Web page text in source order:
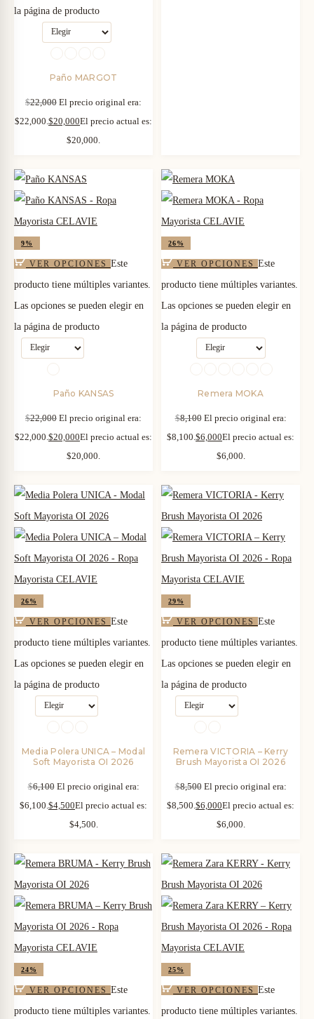
la página de producto
Paño MARGOT
$22,000 El precio original era:
$22,000. $20,000El precio actual es:
$20,000.
9%
VER OPCIONES Este
producto tiene múltiples variantes.
Las opciones se pueden elegir en
la página de producto
Paño KANSAS
$22,000 El precio original era:
$22,000. $20,000El precio actual es:
$20,000.
26%
VER OPCIONES Este
producto tiene múltiples variantes.
Las opciones se pueden elegir en
la página de producto
Remera MOKA
$8,100 El precio original era:
$8,100. $6,000El precio actual es:
$6,000.
26%
VER OPCIONES Este
producto tiene múltiples variantes.
Las opciones se pueden elegir en
la página de producto
Media Polera UNICA – Modal
Soft Mayorista OI 2026
$6,100 El precio original era:
$6,100. $4,500El precio actual es:
$4,500.
29%
VER OPCIONES Este
producto tiene múltiples variantes.
Las opciones se pueden elegir en
la página de producto
Remera VICTORIA – Kerry
Brush Mayorista OI 2026
$8,500 El precio original era:
$8,500. $6,000El precio actual es:
$6,000.
24%
VER OPCIONES Este
producto tiene múltiples variantes.
25%
VER OPCIONES Este
producto tiene múltiples variantes.